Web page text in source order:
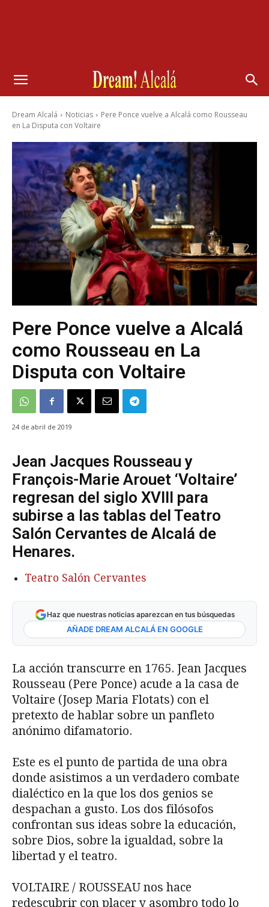
Dream Alcalá Noticias
Pere Ponce vuelve a Alcalá como Rousseau
en La Disputa con Voltaire
Pere Ponce vuelve a Alcalá
como Rousseau en La
Disputa con Voltaire
24 de abril de 2019
Jean Jacques Rousseau y
François-Marie Arouet ‘Voltaire’
regresan del siglo XVIII para
subirse a las tablas del Teatro
Salón Cervantes de Alcalá de
Henares.
Teatro Salón Cervantes
Haz que nuestras noticias aparezcan en tus búsquedas
AÑADE DREAM ALCALÁ EN GOOGLE
La acción transcurre en 1765. Jean Jacques
Rousseau (Pere Ponce) acude a la casa de
Voltaire (Josep Maria Flotats) con el
pretexto de hablar sobre un panfleto
anónimo difamatorio.
Este es el punto de partida de una obra
donde asistimos a un verdadero combate
dialéctico en la que los dos genios se
despachan a gusto. Los dos filósofos
confrontan sus ideas sobre la educación,
sobre Dios, sobre la igualdad, sobre la
libertad y el teatro.
VOLTAIRE / ROUSSEAU nos hace
redescubrir con placer y asombro todo lo